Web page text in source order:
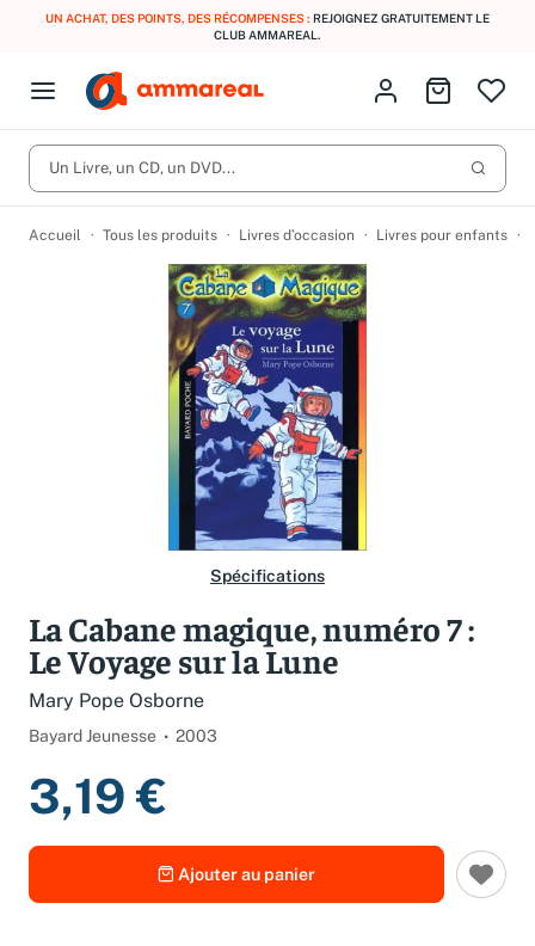
UN ACHAT, DES POINTS, DES RÉCOMPENSES : REJOIGNEZ GRATUITEMENT LE
CLUB AMMAREAL.
Open menu
Fermer le menu
CD d'occasion
Vinyles d'occasion
Meilleures ventes
Nos engagements
Produits Catégories
Vous n'avez pas trouvé l'article que vous cherchiez ?
Activez les notifications dans votre compte pour être alerté dès
qu'il est en stock.
Créer une alerte
Identifiez-vous
Aller au
Un Livre, un CD, un DVD...
Accueil Tous les produits Livres d’occasion Livres pour enfants
Spécifications
La Cabane magique, numéro 7 :
Le Voyage sur la Lune
Mary Pope Osborne
Bayard Jeunesse 2003
3,19 €
Ajouter au panier